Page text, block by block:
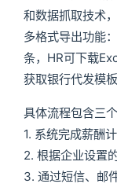
和数据抓取技术
多格式导出功能
条，HR可下载
获取银行代发模板
具体流程包含三个
1. 系统完成薪酬
2. 根据企业设置
3. 通过短信、邮